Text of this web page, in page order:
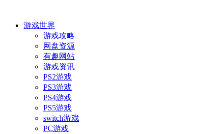
游戏世界
游戏攻略
网盘资源
有趣网站
游戏资讯
PS2游戏
PS3游戏
PS4游戏
PS5游戏
switch游戏
PC游戏